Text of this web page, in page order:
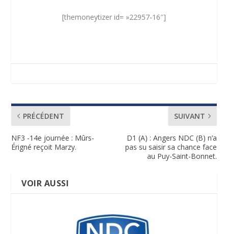
[themoneytizer id= »22957-16″]
PRÉCÉDENT
NF3 -14e journée : Mûrs-
Érigné reçoit Marzy.
SUIVANT
D1 (A) : Angers NDC (B) n’a
pas su saisir sa chance face
au Puy-Saint-Bonnet.
VOIR AUSSI